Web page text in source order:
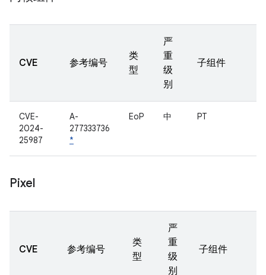
CVE 参考编号
类
型
严
重
级
别
子组件
CVE-
2024-
25987
A-
277333736
*
EoP 中 PT
Pixel
CVE 参考编号
类
型
严
重
级
别
子组件